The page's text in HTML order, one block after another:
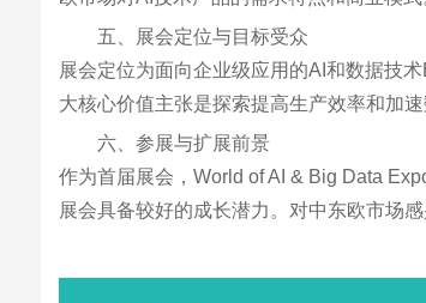
五、展会定位与目标受众
展会定位为面向企业级应用的AI和数据技
大核心价值主张是探索提高生产效率和加
六、参展与扩展前景
作为首届展会，World of AI & Big Data
展会具备较好的成长潜力。对中东欧市场